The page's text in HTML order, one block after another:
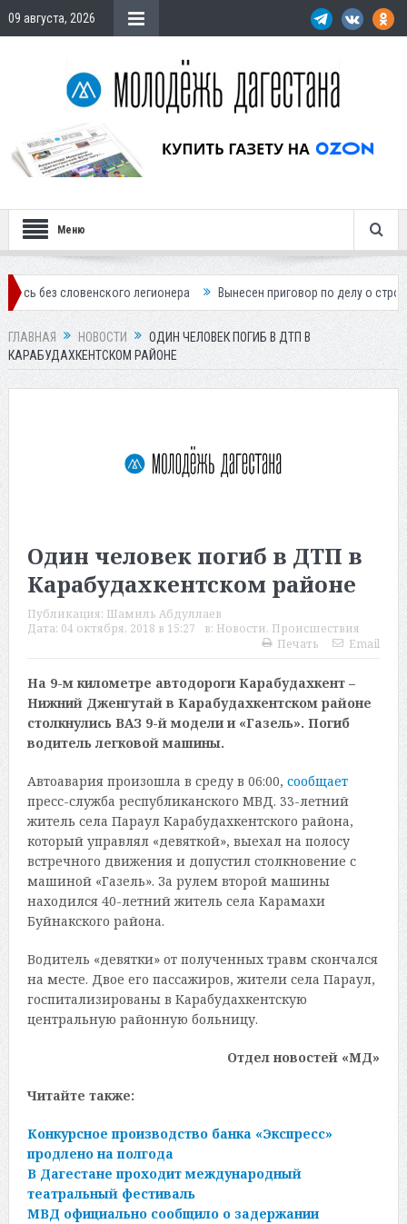
09 августа, 2026
Меню
легионера Вынесен приговор по делу о строительстве
ГЛАВНАЯ НОВОСТИ
ОДИН ЧЕЛОВЕК ПОГИБ В ДТП В
КАРАБУДАХКЕНТСКОМ РАЙОНЕ
Один человек погиб в ДТП в
Карабудахкентском районе
Публикация: Шамиль Абдуллаев
Дата: 04 октября, 2018 в 15:27 в: Новости, Происшествия
Печать
Email
На 9-м километре автодороги Карабудахкент –
Нижний Дженгутай в Карабудахкентском районе
столкнулись ВАЗ 9-й модели и «Газель». Погиб
водитель легковой машины.
Автоавария произошла в среду в 06:00, сообщает
пресс-служба республиканского МВД. 33-летний
житель села Параул Карабудахкентского района,
который управлял «девяткой», выехал на полосу
встречного движения и допустил столкновение с
машиной «Газель». За рулем второй машины
находился 40-летний житель села Карамахи
Буйнакского района.
Водитель «девятки» от полученных травм скончался
на месте. Двое его пассажиров, жители села Параул,
госпитализированы в Карабудахкентскую
центральную районную больницу.
Отдел новостей «МД»
Читайте также:
Конкурсное производство банка «Экспресс»
продлено на полгода
В Дагестане проходит международный
театральный фестиваль
МВД официально сообщило о задержании